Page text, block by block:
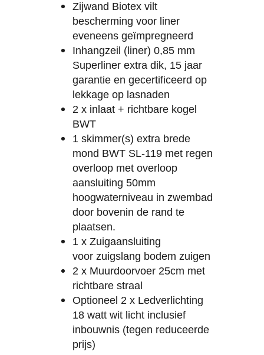
Zijwand Biotex vilt
bescherming voor liner
eveneens geïmpregneerd
Inhangzeil (liner) 0,85 mm
Superliner extra dik, 15 jaar
garantie en gecertificeerd op
lekkage op lasnaden
2 x inlaat + richtbare kogel
BWT
1 skimmer(s) extra brede
mond BWT SL-119 met regen
overloop met overloop
aansluiting 50mm
hoogwaterniveau in zwembad
door bovenin de rand te
plaatsen.
1 x Zuigaansluiting
voor zuigslang bodem zuigen
2 x Muurdoorvoer 25cm met
richtbare straal
Optioneel 2 x Ledverlichting
18 watt wit licht inclusief
inbouwnis (tegen reduceerde
prijs)